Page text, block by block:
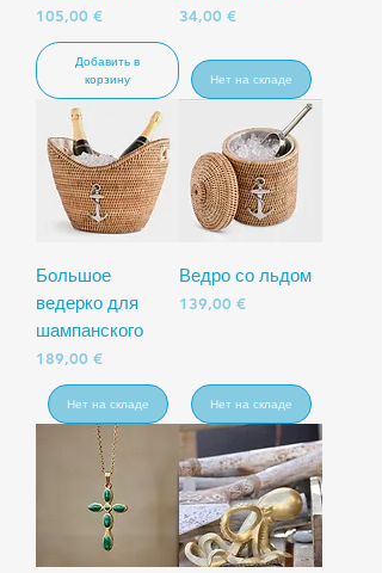
Цена
105,00 €
Добавить в
корзину
Цена
34,00 €
Нет на складе
Большое
ведерко для
шампанского
Цена
189,00 €
Нет на складе
Ведро со льдом
Цена
139,00 €
Нет на складе